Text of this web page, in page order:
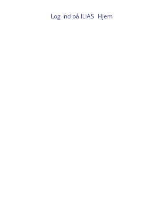
Log ind på ILIAS Hjem